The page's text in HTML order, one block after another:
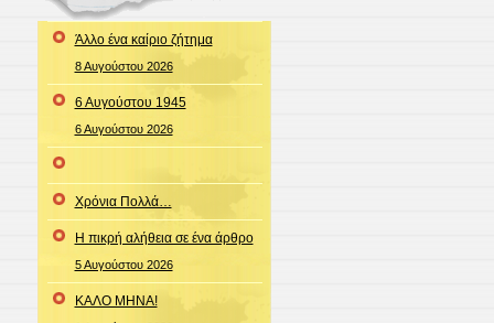
Άλλο ένα καίριο ζήτημα
8 Αυγούστου 2026
6 Αυγούστου 1945
6 Αυγούστου 2026
Χρόνια Πολλά…
Η πικρή αλήθεια σε ένα άρθρο
5 Αυγούστου 2026
ΚΑΛΟ ΜΗΝΑ!